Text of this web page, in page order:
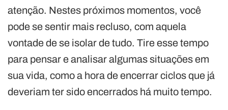
atenção. Nestes próximos momentos, você
pode se sentir mais recluso, com aquela
vontade de se isolar de tudo. Tire esse tempo
para pensar e analisar algumas situações em
sua vida, como a hora de encerrar ciclos que já
deveriam ter sido encerrados há muito tempo.